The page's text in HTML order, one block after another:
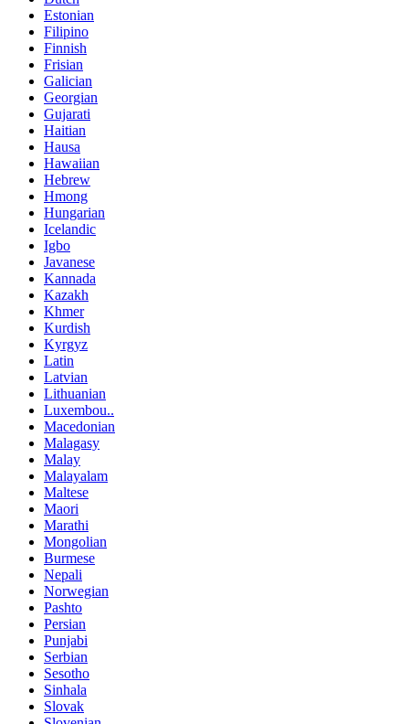
Estonian
Filipino
Finnish
Frisian
Galician
Georgian
Gujarati
Haitian
Hausa
Hawaiian
Hebrew
Hmong
Hungarian
Icelandic
Igbo
Javanese
Kannada
Kazakh
Khmer
Kurdish
Kyrgyz
Latin
Latvian
Lithuanian
Luxembou..
Macedonian
Malagasy
Malay
Malayalam
Maltese
Maori
Marathi
Mongolian
Burmese
Nepali
Norwegian
Pashto
Persian
Punjabi
Serbian
Sesotho
Sinhala
Slovak